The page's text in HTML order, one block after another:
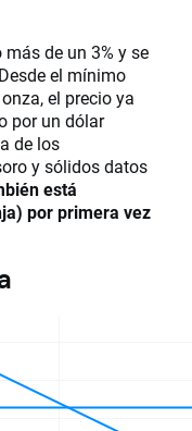
de un 3% y se
el mínimo
el precio ya
por un dólar
de los
y sólidos datos
está
por primera vez